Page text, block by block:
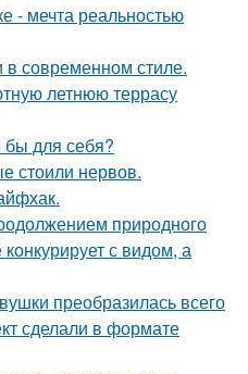
- мечта реальностью
современном стиле.
летнюю террасу
для себя?
стоили нервов.
природного
с видом, а
преобразилась всего
сделали в формате